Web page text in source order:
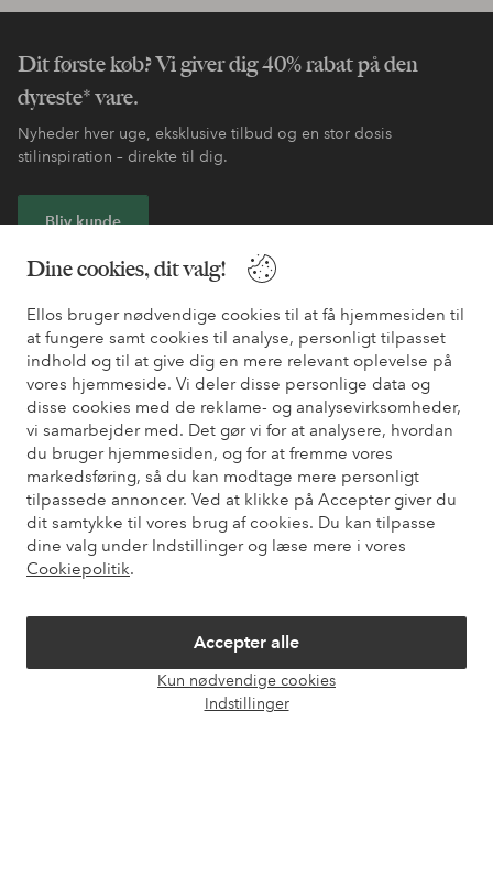
Dine cookies, dit valg!
Ellos bruger nødvendige cookies til at få hjemmesiden til
at fungere samt cookies til analyse, personligt tilpasset
indhold og til at give dig en mere relevant oplevelse på
vores hjemmeside. Vi deler disse personlige data og
disse cookies med de reklame- og analysevirksomheder,
vi samarbejder med. Det gør vi for at analysere, hvordan
du bruger hjemmesiden, og for at fremme vores
markedsføring, så du kan modtage mere personligt
tilpassede annoncer. Ved at klikke på Accepter giver du
dit samtykke til vores brug af cookies. Du kan tilpasse
dine valg under Indstillinger og læse mere i vores
Cookiepolitik.
Accepter alle
Kun nødvendige cookies
Indstillinger
Dit første køb? Vi giver dig 40% rabat på den
dyreste* vare.
Nyheder hver uge, eksklusive tilbud og en stor dosis
stilinspiration – direkte til dig.
Bliv kunde
* Se tilbudsbetingelser ved registrering
Har du brug for hjælp?
Du kan finde svar på de oftest stillede spørgsmål i vores FAQ.
Du kan også finde oplysninger om, hvordan du kontakter os.
Kundeservice Bestilling Betalingsmåde
Mine sider
Om Ellos